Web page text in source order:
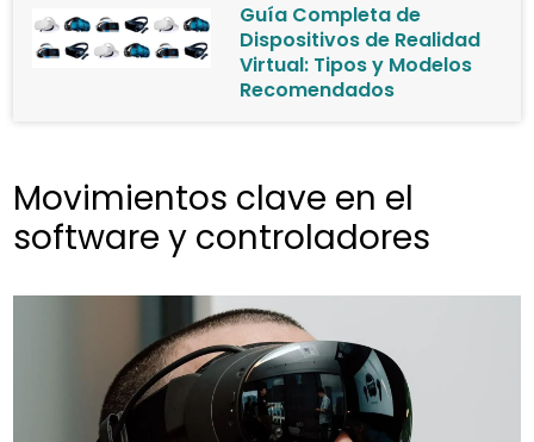
Guía Completa de
Dispositivos de Realidad
Virtual: Tipos y Modelos
Recomendados
Movimientos clave en el
software y controladores